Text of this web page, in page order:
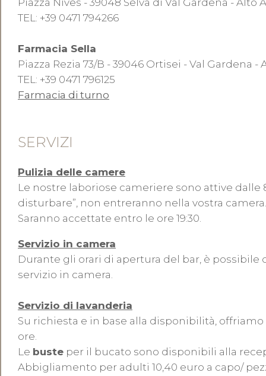
Piazza Nives - 39048 Selva di Val Gardena - Alto
TEL: +39 0471 794266
Farmacia Sella
Piazza Rezia 73/B - 39046 Ortisei - Val Gardena -
TEL: +39 0471 796125
Farmacia di turno
SERVIZI
Pulizia delle camere
Le nostre laboriose cameriere sono attive dalle
disturbare”, non entreranno nella vostra
Saranno accettate entro le ore 19:30.
Servizio in camera
Durante gli orari di apertura del bar, è
servizio in camera.
Servizio di lavanderia
Su richiesta e in base alla disponibilità,
ore.
Le buste per il bucato sono disponibili alla
Abbigliamento per adulti 10,40 euro a capo/